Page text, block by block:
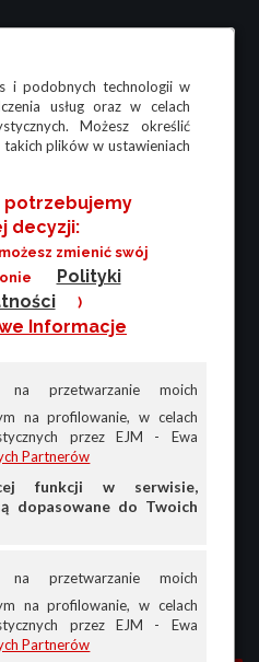
i podobnych technologii w
usług oraz w celach
Możesz określić
plików w ustawieniach
potrzebujemy
decyzji:
zmienić swój
Polityki
)
Informacje
na przetwarzanie moich
na profilowanie, w celach
przez EJM - Ewa
Partnerów
funkcji w serwisie,
dopasowane do Twoich
na przetwarzanie moich
na profilowanie, w celach
przez EJM - Ewa
Partnerów